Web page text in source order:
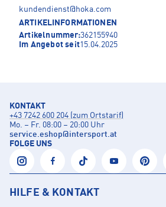
kundendienst@hoka.com
ARTIKELINFORMATIONEN
Artikelnummer:362155940
Im Angebot seit15.04.2025
KONTAKT
+43 7242 600 204 (zum Ortstarif)
Mo. – Fr. 08:00 – 20:00 Uhr
service.eshop@intersport.at
FOLGE UNS
HILFE & KONTAKT